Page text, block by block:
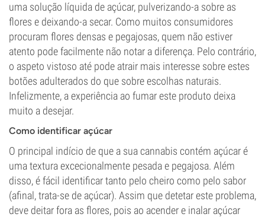
uma solução líquida de açúcar, pulverizando-a sobre as
flores e deixando-a secar. Como muitos consumidores
procuram flores densas e pegajosas, quem não estiver
atento pode facilmente não notar a diferença. Pelo contrário,
o aspeto vistoso até pode atrair mais interesse sobre estes
botões adulterados do que sobre escolhas naturais.
Infelizmente, a experiência ao fumar este produto deixa
muito a desejar.
Como identificar açúcar
O principal indício de que a sua cannabis contém açúcar é
uma textura excecionalmente pesada e pegajosa. Além
disso, é fácil identificar tanto pelo cheiro como pelo sabor
(afinal, trata-se de açúcar). Assim que detetar este problema,
deve deitar fora as flores, pois ao acender e inalar açúcar